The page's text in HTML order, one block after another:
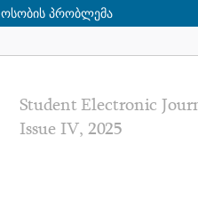
პრობლემა